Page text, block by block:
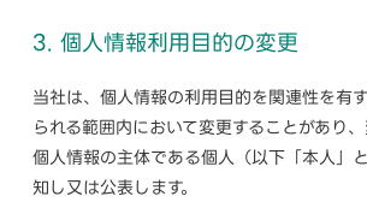
3. 個人情報利用目的の変更
当社は、個人情報の利用目的を関連性を有
られる範囲内において変更することがあり
個人情報の主体である個人（以下「本人」
知し又は公表します。